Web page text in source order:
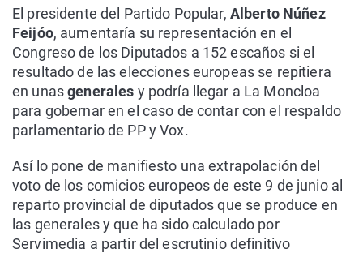
El presidente del Partido Popular, Alberto Núñez
Feijóo, aumentaría su representación en el
Congreso de los Diputados a 152 escaños si el
resultado de las elecciones europeas se repitiera
en unasgenerales y podría llegar a La Moncloa
para gobernar en el caso de contar con el respaldo
parlamentario de PP y Vox.
Así lo pone de manifiesto una extrapolación del
voto de los comicios europeos de este 9 de junio al
reparto provincial de diputados que se produce en
las generales y que ha sido calculado por
Servimedia a partir del escrutinio definitivo